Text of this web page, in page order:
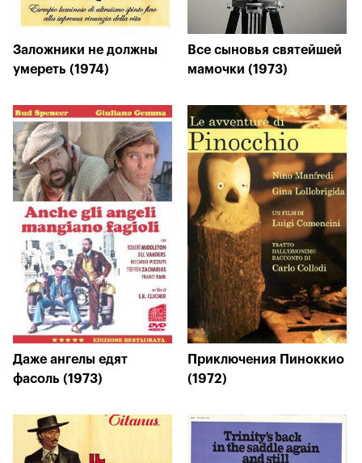
Заложники не должны
умереть (1974)
Все сыновья святейшей
мамочки (1973)
Даже ангелы едят
фасоль (1973)
Приключения Пиноккио
(1972)